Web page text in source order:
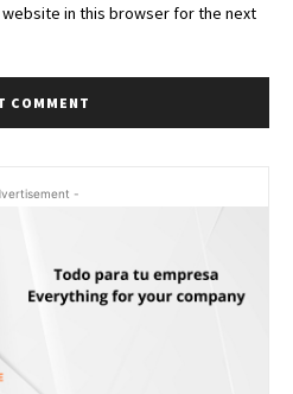
website in this browser for the next
-